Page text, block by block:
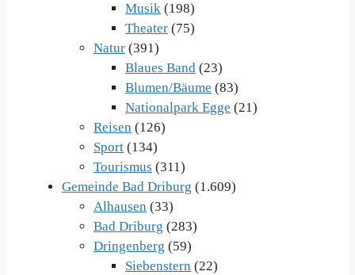
Musik (198)
Theater (75)
Natur (391)
Blaues Band (23)
Blumen/Bäume (83)
Nationalpark Egge (21)
Reisen (126)
Sport (134)
Tourismus (311)
Gemeinde Bad Driburg (1.609)
Alhausen (33)
Bad Driburg (283)
Dringenberg (59)
Siebenstern (22)